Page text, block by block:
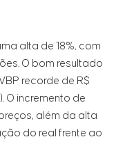
alta de 18%, com
O bom resultado
recorde de R$
O incremento de
além da alta
do real frente ao